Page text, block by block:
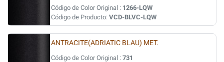
Código de Color Original : 1266-LQW
Código de Producto: VCD-BLVC-LQW
ANTRACITE(ADRIATIC BLAU) MET.
Código de Color Original : 731